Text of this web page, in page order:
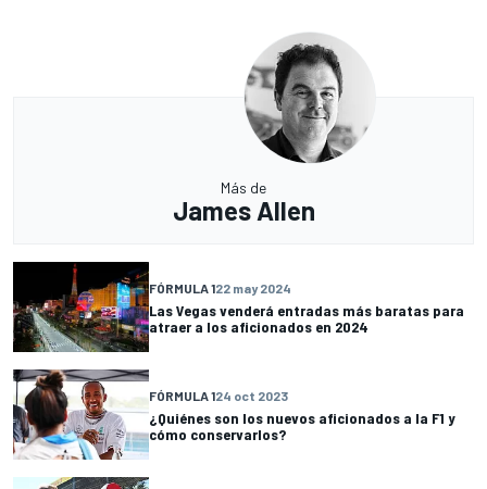
Más de
James Allen
FÓRMULA 122 may 2024
Las Vegas venderá entradas más baratas para
atraer a los aficionados en 2024
FÓRMULA 124 oct 2023
¿Quiénes son los nuevos aficionados a la F1 y
cómo conservarlos?